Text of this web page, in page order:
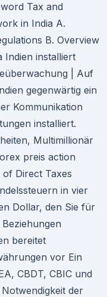
Tax and
in India A.
B. Overview
Indien installiert
| Auf
gegenwärtig ein
Kommunikation
installiert.
Multimillionär
preis action
Direct Taxes
in vier
Dollar, den Sie für
bereitet
vor Ein
CBDT, CBIC und
der